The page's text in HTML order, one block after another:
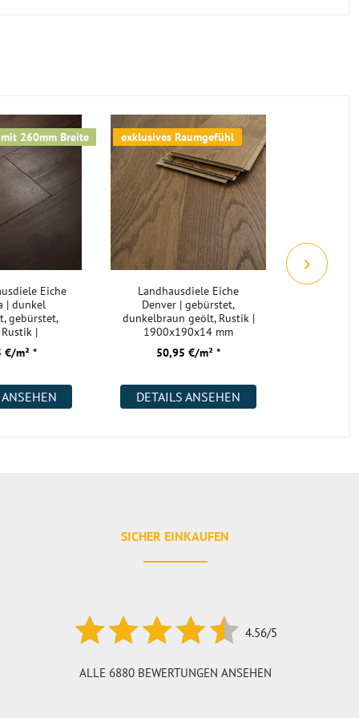
260mm Breite
Eiche
| dunkel
gebürstet,
|
mm
€/m² *
exklusives Raumgefühl
Landhausdiele Eiche
Denver | gebürstet,
dunkelbraun geölt, Rustik |
1900x190x14 mm
50,95 €/m² *
DETAILS ANSEHEN
SICHER EINKAUFEN
4.56/5
ALLE 6880 BEWERTUNGEN ANSEHEN